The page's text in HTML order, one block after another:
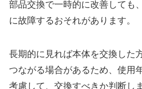
部品交換で一時的に改善しても
に故障するおそれがあります。
長期的に見れば本体を交換した
つながる場合があるため、使用
考慮して、交換すべきか判断し